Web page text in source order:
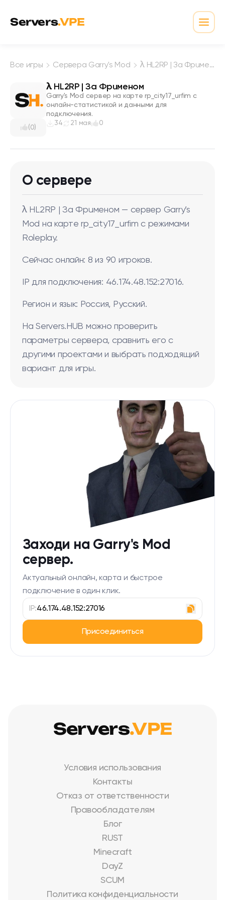
Servers.VPE
Все игры Сервера Garry's Mod λ HL2RP | Зa Фpuмeнoм
(0)
λ HL2RP | Зa Фpuмeнoм
Garry's Mod сервер на карте rp_city17_urfim с
онлайн-статистикой и данными для
подключения.
34
21 мая 0
О сервере
λ HL2RP | Зa Фpuмeнoм — сервер Garry’s
Mod на карте rp_city17_urfim с режимами
Roleplay.
Сейчас онлайн: 8 из 90 игроков.
IP для подключения: 46.174.48.152:27016.
Регион и язык: Россия, Русский.
На Servers.HUB можно проверить
параметры сервера, сравнить его с
другими проектами и выбрать подходящий
вариант для игры.
Заходи на Garry's Mod
сервер.
Актуальный онлайн, карта и быстрое
подключение в один клик.
IP:46.174.48.152:27016
Присоединиться
Условия использования
Контакты
Отказ от ответственности
Правообладателям
Блог
RUST
Minecraft
DayZ
SCUM
Политика конфиденциальности
Servers.VPE